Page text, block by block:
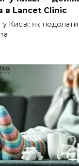
в Lancet Clinic
Києві: як подолати